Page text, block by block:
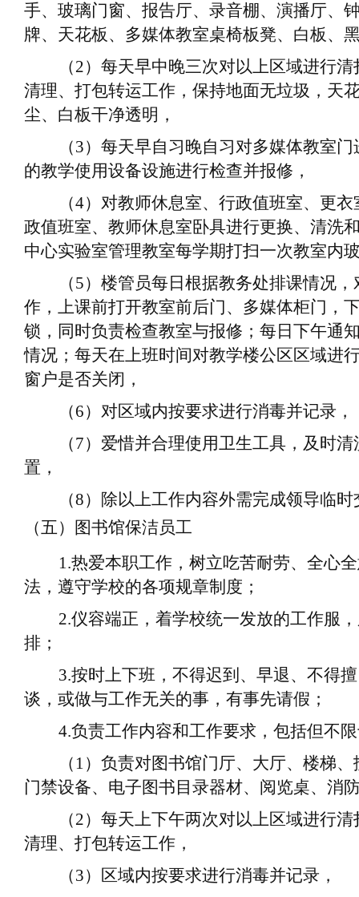
手、玻璃门窗、报告厅、录音棚、演播厅、
牌、天花板、多媒体教室桌椅板凳、白板、
（2） 每天早中晚三次对以上区域进行
清理、打包转运工作，保持地面无垃圾，天
尘、白板干净透明 ，
（3） 每天早自习晚自习对多媒体教室
的教学使用设备设施进行检查并报修 ，
（4） 对教师休息室、行政值班室、更
政值班室、教师休息室卧具进行更换、清洗
中心实验室管理教室每学期打扫一次教室内
（5） 楼管 员每日根据教务处排课情况
作，上课前打开教室前后门、多媒体柜门，
锁，同时负责检查教室与报修；每日下午通
情况；每天在上班时间对教学楼公区区域进
窗户是否关闭 ，
（6） 对区域内按要求进行消毒并记录 ，
（7） 爱惜并合理使用卫生工具，及时
置 ，
（8） 除以上工作内容外需完成领导临
（五）图书馆保洁员工
1.热爱本职工作，树立吃苦耐劳、全心
法，遵守学校的各项规章制度；
2.仪容端正，着学校统一发放的工作服
排；
3.按时上下班，不得迟到、早退、不得
谈，或做与工作无关的事，有事先请假；
4.负责工作内容和工作要求，包括但不
（ 1） 负责对图书馆门厅、大厅、楼梯
门禁设备、电子图书目录器材、阅览桌、消
（2） 每天上下午两次对以上区域进行
清理、打包转运工作 ，
（3） 区域内按要求进行消毒并记录 ，